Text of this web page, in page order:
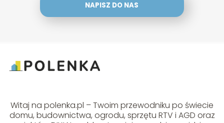
NAPISZ DO NAS
Witaj na polenka.pl – Twoim przewodniku po świecie
domu, budownictwa, ogrodu, sprzętu RTV i AGD oraz